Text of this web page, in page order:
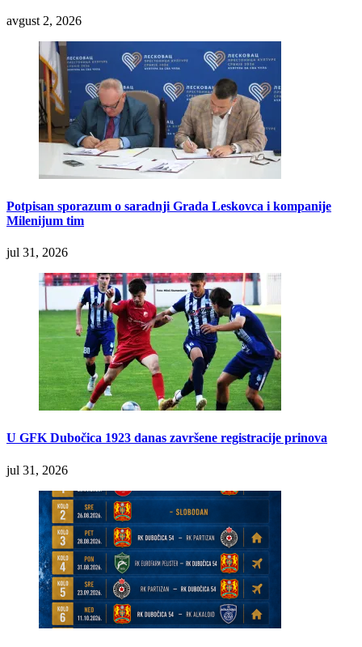
avgust 2, 2026
Potpisan sporazum o saradnji Grada Leskovca i kompanije
Milenijum tim
jul 31, 2026
U GFK Dubočica 1923 danas završene registracije prinova
jul 31, 2026